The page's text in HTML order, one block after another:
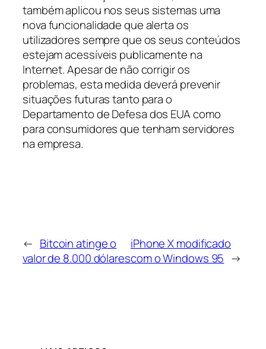
também aplicou nos seus sistemas uma
nova funcionalidade que alerta os
utilizadores sempre que os seus conteúdos
estejam acessíveis publicamente na
Internet. Apesar de não corrigir os
problemas, esta medida deverá prevenir
situações futuras tanto para o
Departamento de Defesa dos EUA como
para consumidores que tenham servidores
na empresa.
← Bitcoin atinge o
valor de 8.000 dólares
iPhone X modificado
com o Windows 95 →